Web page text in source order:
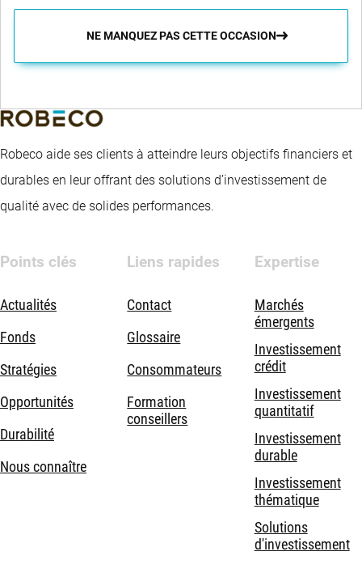
NE MANQUEZ PAS CETTE OCCASION
Robeco aide ses clients à atteindre leurs objectifs financiers et
durables en leur offrant des solutions d’investissement de
qualité avec de solides performances.
Points clés
Actualités
Fonds
Stratégies
Opportunités
Durabilité
Nous connaître
Liens rapides
Contact
Glossaire
Consommateurs
Formation
conseillers
Expertise
Marchés
émergents
Investissement
crédit
Investissement
quantitatif
Investissement
durable
Investissement
thématique
Solutions
d'investissement